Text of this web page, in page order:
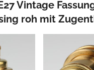
Vintage
roh mit